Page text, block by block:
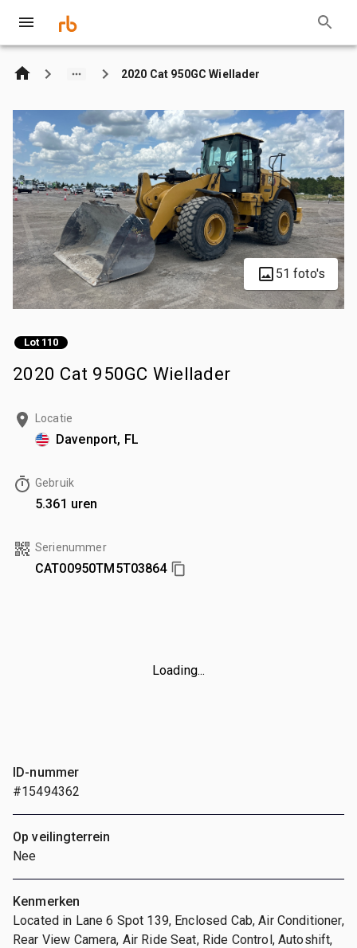
2020 Cat 950GC Wiellader
51 foto's
Lot 110
2020 Cat 950GC Wiellader
Locatie
Davenport, FL
Gebruik
5.361 uren
Serienummer
CAT00950TM5T03864
Loading...
ID-nummer
#15494362
Op veilingterrein
Nee
Kenmerken
Located in Lane 6 Spot 139, Enclosed Cab, Air Conditioner,
Rear View Camera, Air Ride Seat, Ride Control, Autoshift,